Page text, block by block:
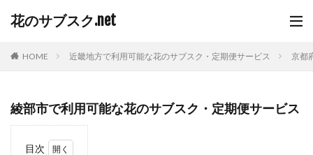
花のサブスク.net
HOME 近畿地方で利用可能な花のサブスク・定期便サービス 京都
綾部市で利用可能な花のサブスク・定期便サービス
目次